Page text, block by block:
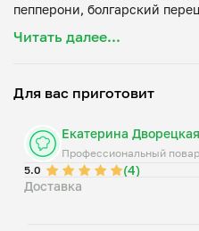
Читать далее...
Для вас приготовит
Екатерина Дворецкая
Профессиональный повар
5.0
(4)
Доставка